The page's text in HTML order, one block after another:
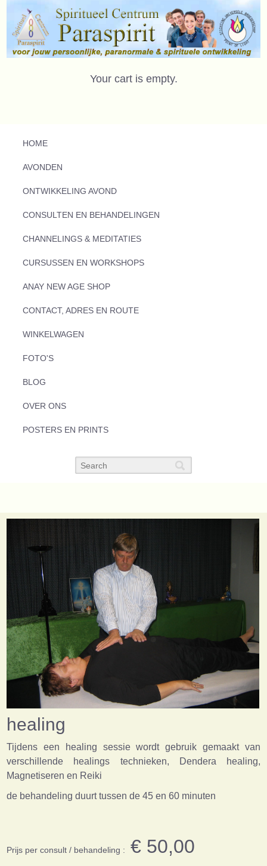
Your cart is empty.
HOME
AVONDEN
ONTWIKKELING AVOND
CONSULTEN EN BEHANDELINGEN
CHANNELINGS & MEDITATIES
CURSUSSEN EN WORKSHOPS
ANAY NEW AGE SHOP
CONTACT, ADRES EN ROUTE
WINKELWAGEN
FOTO'S
BLOG
OVER ONS
POSTERS EN PRINTS
healing
Tijdens een healing sessie wordt gebruik gemaakt van
verschillende healings technieken, Dendera healing,
Magnetiseren en Reiki
de behandeling duurt tussen de 45 en 60 minuten
Prijs per consult / behandeling : € 50,00